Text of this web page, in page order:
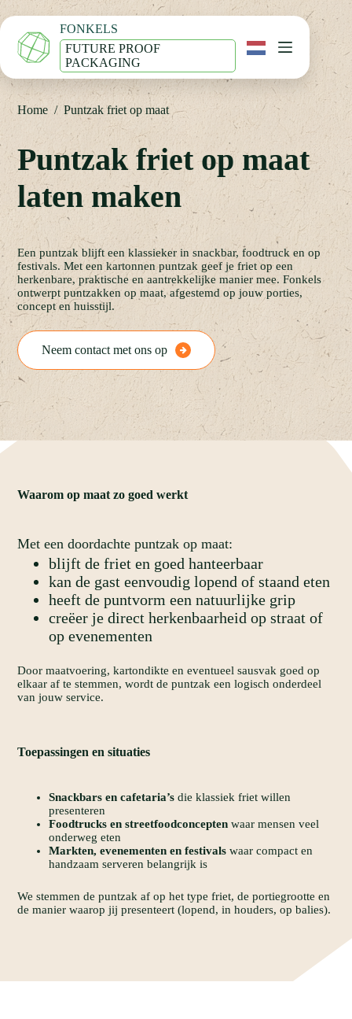
Ga
naar
inhoud
FONKELS
FUTURE PROOF
PACKAGING
Home / Puntzak friet op maat
Puntzak friet op maat
laten maken
Een puntzak blijft een klassieker in snackbar, foodtruck en op
festivals. Met een kartonnen puntzak geef je friet op een
herkenbare, praktische en aantrekkelijke manier mee. Fonkels
ontwerpt puntzakken op maat, afgestemd op jouw porties,
concept en huisstijl.
Neem contact met ons op
Waarom op maat zo goed werkt
Met een doordachte puntzak op maat:
blijft de friet en goed hanteerbaar
kan de gast eenvoudig lopend of staand eten
heeft de puntvorm een natuurlijke grip
creëer je direct herkenbaarheid op straat of
op evenementen
Door maatvoering, kartondikte en eventueel sausvak goed op
elkaar af te stemmen, wordt de puntzak een logisch onderdeel
van jouw service.
Toepassingen en situaties
Snackbars en cafetaria’sdie klassiek friet willen
presenteren
Foodtrucks en streetfoodconcepten waar mensen veel
onderweg eten
Markten, evenementen en festivals waar compact en
handzaam serveren belangrijk is
We stemmen de puntzak af op het type friet, de portiegrootte en
de manier waarop jij presenteert (lopend, in houders, op balies).